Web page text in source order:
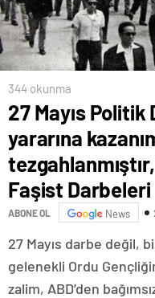
344 okunma
27 Mayıs Politik
yararına
Faşist Darbeleri
ABONE OL News
27 Mayıs darbe değil,
gelenekli Ordu
zalim, ABD’den